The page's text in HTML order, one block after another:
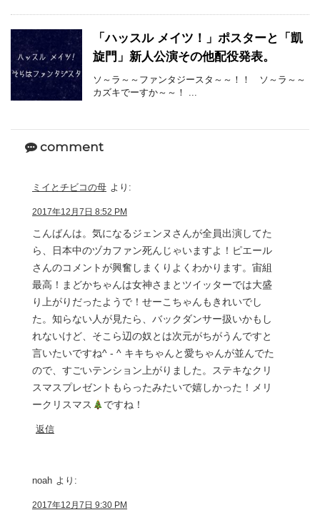
「ハッスル メイツ！」ポスターと「凱
旋門」新人公演その他配役発表。
ソ～ラ～～ファンタジースタ～～！！ ソ～ラ～～
カズキでーすか～～！ ...
comment
ミイとチビコの母 より:
2017年12月7日 8:52 PM
こんばんは。気になるジェンヌさんが全員出演してた
ら、日本中のヅカファン死んじゃいますよ！ピエール
さんのコメントが興奮しまくりよくわかります。宙組
最高！まどかちゃんは女神さまとツイッターでは大盛
り上がりだったようで！せーこちゃんもきれいでし
た。知らない人が見たら、バックダンサー扱いかもし
れないけど、そこら辺の奴とは次元がちがうんですと
言いたいですね^ - ^ キキちゃんと愛ちゃんが並んでた
ので、すごいテンション上がりました。ステキなクリ
スマスプレゼントもらったみたいで嬉しかった！メリ
ークリスマス
ですね！
返信
noah より:
2017年12月7日 9:30 PM